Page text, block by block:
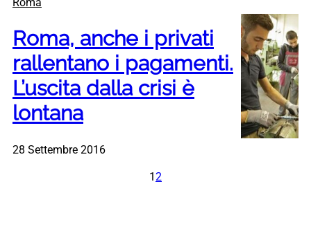
Roma
Roma, anche i privati
rallentano i pagamenti.
L’uscita dalla crisi è
lontana
28 Settembre 2016
1 2